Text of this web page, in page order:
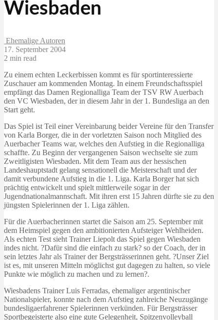
Wiesbaden
Ehemalige Autoren
17. September 2004
2 min read
Zu einem echten Leckerbissen kommt es für sportinteressierte
Zuschauer am kommenden Montag. In einem Freundschaftsspiel
empfängt das Damen Regionalliga Team der TSV RW Auerbach
den VC Wiesbaden, der in diesem Jahr in der 1. Bundesliga an den
Start geht.
Das Spiel ist Teil einer Vereinbarung beider Vereine für den Transfer
von Karla Borger, die in der vorletzten Saison noch Mitglied des
Auerbacher Teams war, welches den Aufstieg in die Regionalliga
schaffte. Zu Beginn der vergangenen Saison wechselte sie zum
Zweitligisten Wiesbaden. Mit dem Team aus der hessischen
Landeshauptstadt gelang sensationell die Meisterschaft und der
damit verbundene Aufstieg in die 1. Liga. Karla Borger hat sich
prächtig entwickelt und spielt mittlerweile sogar in der
Jugendnationalmannschaft. Mit ihren erst 15 Jahren dürfte sie zu den
jüngsten Spielerinnen der 1. Liga zählen.
Für die Auerbacherinnen startet die Saison am 25. September mit
dem Heimspiel gegen den ambitionierten Aufsteiger Wehlheiden.
Als echten Test sieht Trainer Liepolt das Spiel gegen Wiesbaden
indes nicht. ?Dafür sind die einfach zu stark? so der Coach, der in
sein letztes Jahr als Trainer der Bergsträsserinnen geht. ?Unser Ziel
ist es, mit unseren Mitteln möglichst gut dagegen zu halten, so viele
Punkte wie möglich zu machen und zu lernen?.
Wiesbadens Trainer Luis Ferradas, ehemaliger argentinischer
Nationalspieler, konnte nach dem Aufstieg zahlreiche Neuzugänge
bundesligaerfahrener Spielerinnen verkünden. Für Bergsträsser
Sportbegeisterte also eine gute Gelegenheit, Spitzenvolleyball